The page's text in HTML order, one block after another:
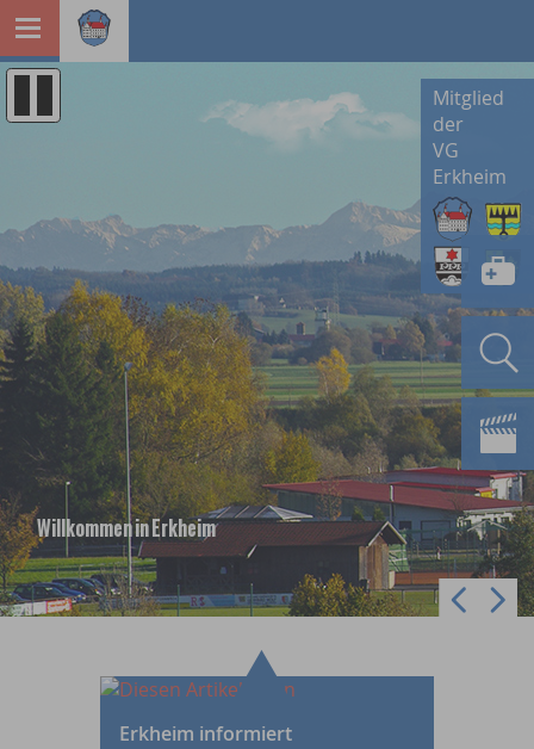
Mitglied
der
VG
Erkheim
Willkommen in Erkheim
Erkheim informiert